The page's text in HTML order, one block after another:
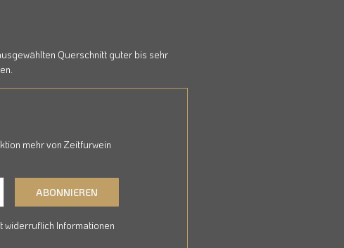
Querschnitt guter bis sehr
mehr von Zeitfurwein
ABONNIEREN
Informationen